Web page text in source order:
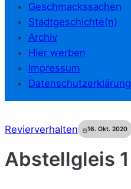
Geschmackssachen
Stadtgeschichte(n)
Archiv
Hier werben
Impressum
Datenschutzerklärung
Revierverhalten 16. Okt. 2020
Abstellgleis 1